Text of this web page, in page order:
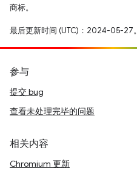
商标。
最后更新时间 (UTC)：2024-05-27。
参与
提交 bug
查看未处理完毕的问题
相关内容
Chromium 更新